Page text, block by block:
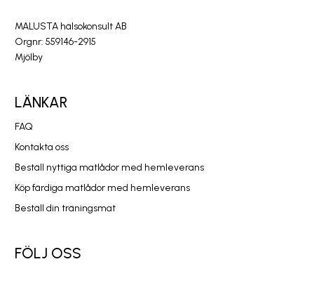
MALUSTA hälsokonsult AB
Orgnr: 559146-2915
Mjölby
LÄNKAR
FAQ
Kontakta oss
Beställ nyttiga matlådor med hemleverans
Köp färdiga matlådor med hemleverans
Beställ din träningsmat
FÖLJ OSS